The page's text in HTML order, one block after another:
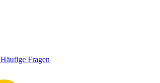
Häufige Fragen